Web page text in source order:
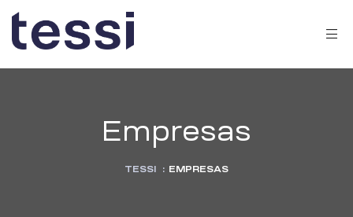
Empresas
TESSI : EMPRESAS